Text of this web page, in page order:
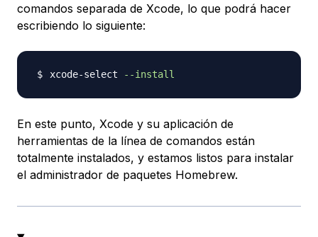
comandos separada de Xcode, lo que podrá hacer
escribiendo lo siguiente:
xcode-select --install
En este punto, Xcode y su aplicación de
herramientas de la línea de comandos están
totalmente instalados, y estamos listos para instalar
el administrador de paquetes Homebrew.